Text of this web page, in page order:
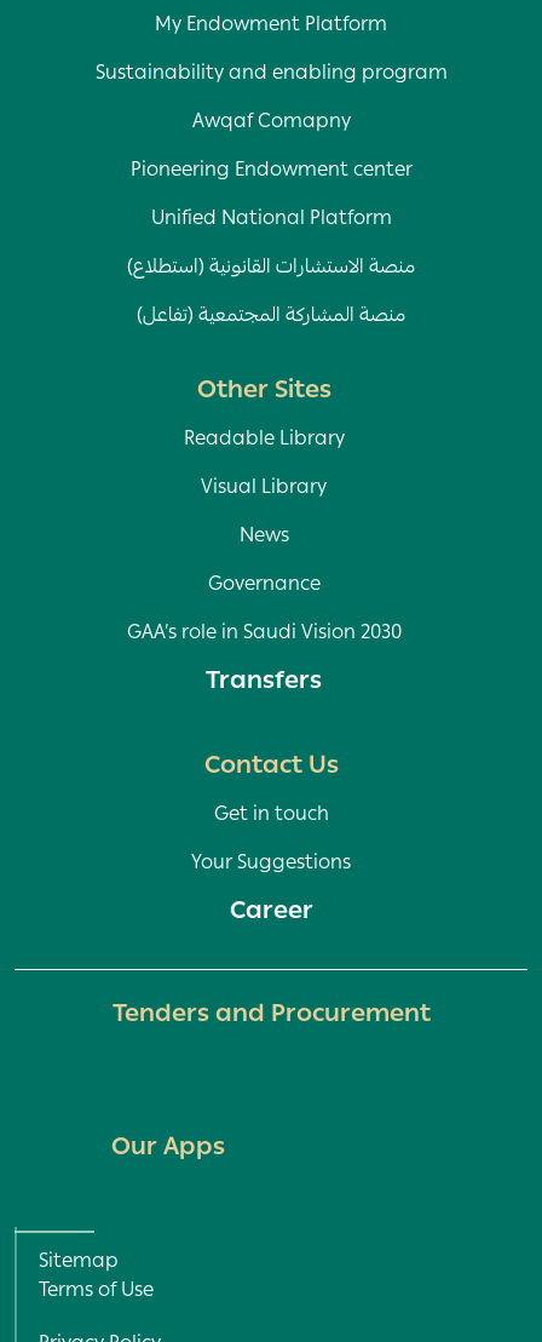
My Endowment Platform
Sustainability and enabling program
Awqaf Comapny
Pioneering Endowment center
Unified National Platform
منصة الاستشارات القانونية (استطلاع)
منصة المشاركة المجتمعية (تفاعل)
Other Sites
Readable Library
Visual Library
News
Governance
GAA’s role in Saudi Vision 2030
Transfers
Contact Us
Get in touch
Your Suggestions
Career
Tenders and Procurement
Our Apps
Policy and Terms menu
Terms of Use
Sitemap